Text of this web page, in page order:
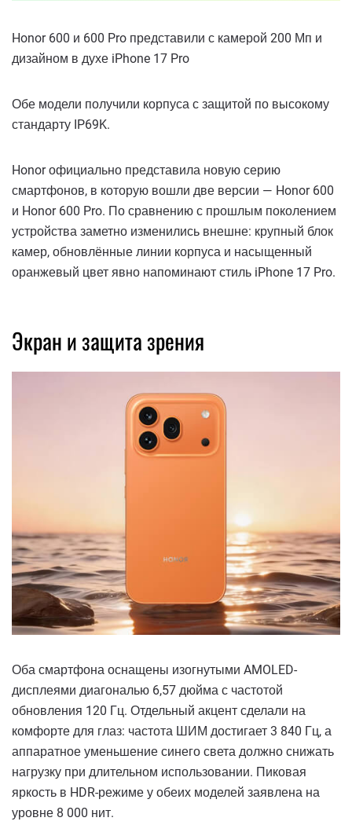
Honor 600 и 600 Pro представили с камерой 200 Мп и
дизайном в духе iPhone 17 Pro
Обе модели получили корпуса с защитой по высокому
стандарту IP69K.
Honor официально представила новую серию
смартфонов, в которую вошли две версии — Honor 600
и Honor 600 Pro. По сравнению с прошлым поколением
устройства заметно изменились внешне: крупный блок
камер, обновлённые линии корпуса и насыщенный
оранжевый цвет явно напоминают стиль iPhone 17 Pro.
Экран и защита зрения
Оба смартфона оснащены изогнутыми AMOLED-
дисплеями диагональю 6,57 дюйма с частотой
обновления 120 Гц. Отдельный акцент сделали на
комфорте для глаз: частота ШИМ достигает 3 840 Гц, а
аппаратное уменьшение синего света должно снижать
нагрузку при длительном использовании. Пиковая
яркость в HDR-режиме у обеих моделей заявлена на
уровне 8 000 нит.